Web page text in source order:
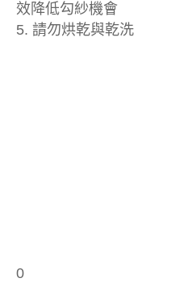
效降低勾紗機會
5. 請勿烘乾與乾洗
0